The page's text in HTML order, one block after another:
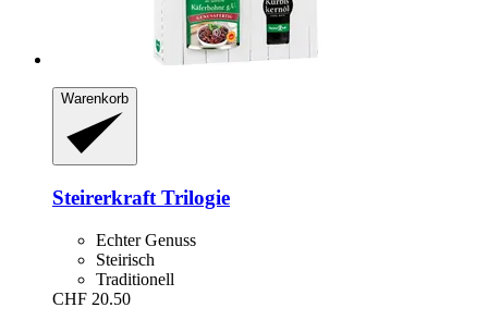
Warenkorb
Steirerkraft Trilogie
Echter Genuss
Steirisch
Traditionell
CHF 20.50